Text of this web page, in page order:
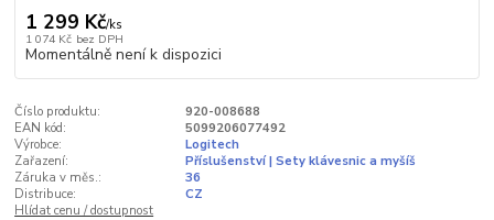
1 299 Kč/ks
1 074 Kč bez DPH
Momentálně není k dispozici
Číslo produktu:
920-008688
EAN kód:
5099206077492
Výrobce:
Logitech
Zařazení:
Příslušenství | Sety klávesnic a myšíš
Záruka v měs.:
36
Distribuce:
CZ
Hlídat cenu / dostupnost